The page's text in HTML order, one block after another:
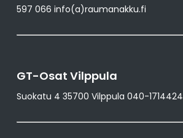
597 066 info(a)raumanakku.fi
GT-Osat Vilppula
Suokatu 4 35700 Vilppula 040-1714424